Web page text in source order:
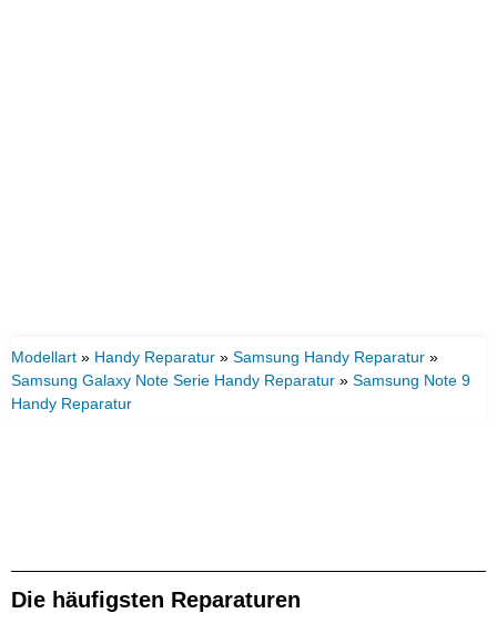
Modellart » Handy Reparatur » Samsung Handy Reparatur »
Samsung Galaxy Note Serie Handy Reparatur » Samsung Note 9
Handy Reparatur
Die häufigsten Reparaturen